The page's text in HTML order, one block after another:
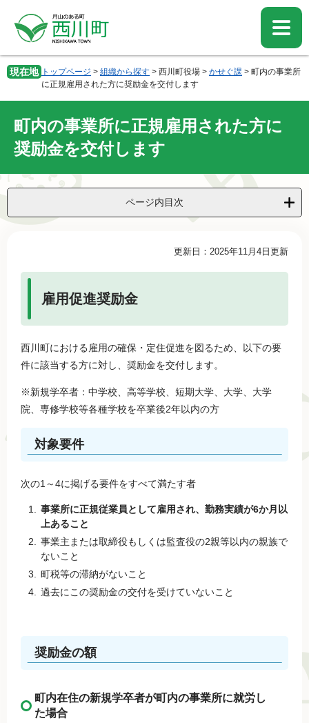
先
頭
を
飛
現在地 トップページ > 組織から探す > 西川町役場 > かせぐ課 > 町内の事業所
に正規雇用された方に奨励金を交付します
町内の事業所に正規雇用された方に
奨励金を交付します
ページ内目次
更新日：2025年11月4日更新
雇用促進奨励金
西川町における雇用の確保・定住促進を図るため、以下の要
件に該当する方に対し、奨励金を交付します。
※新規学卒者：中学校、高等学校、短期大学、大学、大学
院、専修学校等各種学校を卒業後2年以内の方
対象要件
次の1～4に掲げる要件をすべて満たす者
事業所に正規従業員として雇用され、勤務実績が6か月以
上あること
事業主または取締役もしくは監査役の2親等以内の親族で
ないこと
町税等の滞納がないこと
過去にこの奨励金の交付を受けていないこと
奨励金の額
町内在住の新規学卒者が町内の事業所に就労し
た場合